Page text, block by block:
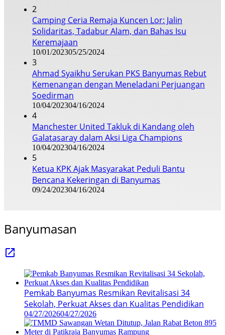
2
Camping Ceria Remaja Kuncen Lor: Jalin
Solidaritas, Tadabur Alam, dan Bahas Isu
Keremajaan
10/01/202305/25/2024
3
Ahmad Syaikhu Serukan PKS Banyumas Rebut
Kemenangan dengan Meneladani Perjuangan
Soedirman
10/04/202304/16/2024
4
Manchester United Takluk di Kandang oleh
Galatasaray dalam Aksi Liga Champions
10/04/202304/16/2024
5
Ketua KPK Ajak Masyarakat Peduli Bantu
Bencana Kekeringan di Banyumas
09/24/202304/16/2024
Banyumasan
Pemkab Banyumas Resmikan Revitalisasi 34
Sekolah, Perkuat Akses dan Kualitas Pendidikan
04/27/202604/27/2026